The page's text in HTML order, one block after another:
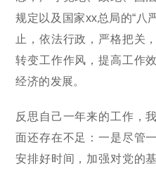
规定以及国家xx总局的“八
止，依法行政，严格把关
转变工作作风，提高工作
经济的发展。
反思自己一年来的工作，
面还存在不足：一是尽管
安排好时间，加强对党的